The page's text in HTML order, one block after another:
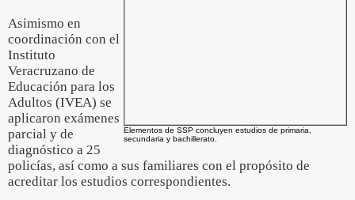
Elementos de SSP concluyen estudios de primaria,
secundaria y bachillerato.
Asimismo en
coordinación con el
Instituto
Veracruzano de
Educación para los
Adultos (IVEA) se
aplicaron exámenes
parcial y de
diagnóstico a 25
policías, así como a sus familiares con el propósito de
acreditar los estudios correspondientes.